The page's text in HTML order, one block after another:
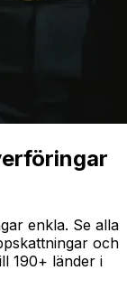
enkla. Se alla
och
190+ länder i